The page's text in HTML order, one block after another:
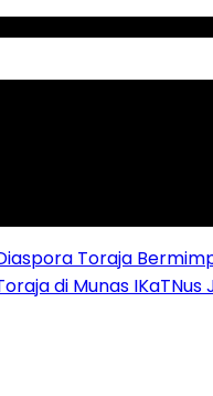
Toraja
di Munas